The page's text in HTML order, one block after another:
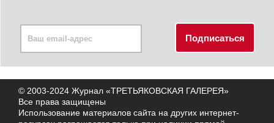
© 2003-2024 Журнал «ТРЕТЬЯКОВСКАЯ ГАЛЕРЕЯ»
Все права защищены
Использование материалов сайта на других интернет-